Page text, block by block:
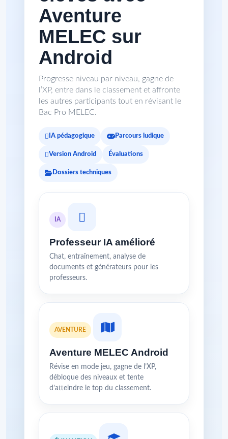
Aventure
MELEC sur
Android
Progresse niveau par niveau, gagne de
l’XP, entre dans le classement et affronte
les autres participants tout en révisant le
Bac Pro MELEC.
IA pédagogique Parcours ludique
Version Android Évaluations
Dossiers techniques
IA
Professeur IA amélioré
Chat, entraînement, analyse de
documents et générateurs pour les
professeurs.
AVENTURE
Aventure MELEC Android
Révise en mode jeu, gagne de l’XP,
débloque des niveaux et tente
d’atteindre le top du classement.